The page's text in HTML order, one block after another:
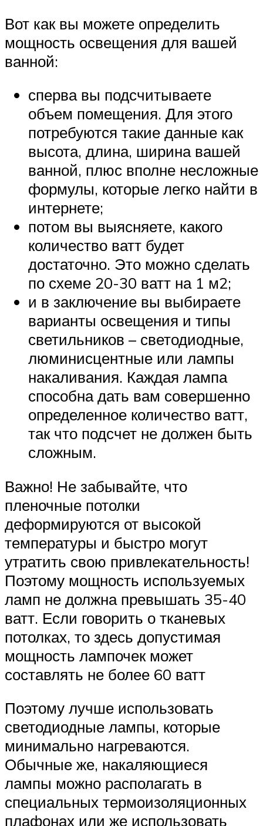
Вот как вы можете определить
мощность освещения для вашей
ванной:
сперва вы подсчитываете
объем помещения. Для этого
потребуются такие данные как
высота, длина, ширина вашей
ванной, плюс вполне несложные
формулы, которые легко найти в
интернете;
потом вы выясняете, какого
количество ватт будет
достаточно. Это можно сделать
по схеме 20-30 ватт на 1 м2;
и в заключение вы выбираете
варианты освещения и типы
светильников – светодиодные,
люминисцентные или лампы
накаливания. Каждая лампа
способна дать вам совершенно
определенное количество ватт,
так что подсчет не должен быть
сложным.
Важно! Не забывайте, что
пленочные потолки
деформируются от высокой
температуры и быстро могут
утратить свою привлекательность!
Поэтому мощность используемых
ламп не должна превышать 35-40
ватт. Если говорить о тканевых
потолках, то здесь допустимая
мощность лампочек может
составлять не более 60 ватт
Поэтому лучше использовать
светодиодные лампы, которые
минимально нагреваются.
Обычные же, накаляющиеся
лампы можно располагать в
специальных термоизоляционных
плафонах или же использовать